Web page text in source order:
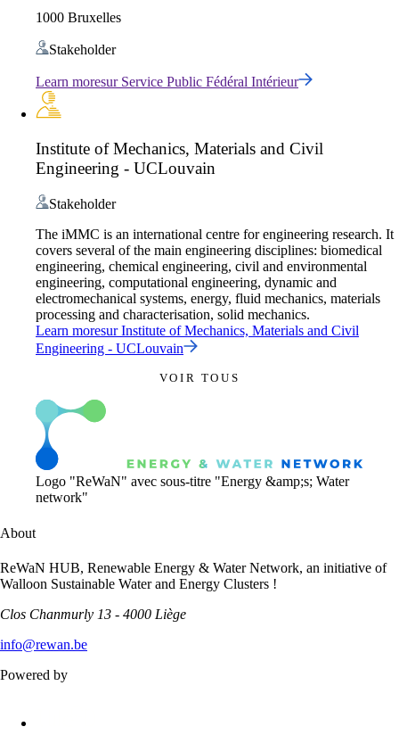
1000 Bruxelles
Stakeholder
Learn moresur Service Public Fédéral Intérieur
Institute of Mechanics, Materials and Civil
Engineering - UCLouvain
Stakeholder
The iMMC is an international centre for engineering research. It
covers several of the main engineering disciplines: biomedical
engineering, chemical engineering, civil and environmental
engineering, computational engineering, dynamic and
electromechanical systems, energy, fluid mechanics, materials
processing and characterisation, solid mechanics.
Learn moresurInstitute of Mechanics, Materials and Civil
Engineering - UCLouvain
VOIR TOUS
Logo "ReWaN" avec sous-titre "Energy &amp;s; Water
network"
About
ReWaN HUB, Renewable Energy & Water Network, an initiative of
Walloon Sustainable Water and Energy Clusters !
Clos Chanmurly 13 - 4000 Liège
info@rewan.be
Powered by